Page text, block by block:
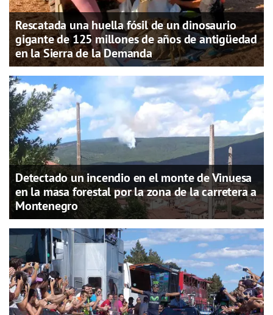
Rescatada una huella fósil de un dinosaurio
gigante de 125 millones de años de antigüedad
en la Sierra de la Demanda
Detectado un incendio en el monte de Vinuesa
en la masa forestal por la zona de la carretera a
Montenegro